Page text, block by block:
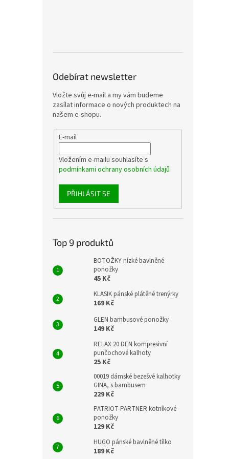
Odebírat newsletter
Vložte svůj e-mail a my vám budeme
zasílat informace o nových produktech na
našem e-shopu.
E-mail
Vložením e-mailu souhlasíte s
podmínkami ochrany osobních údajů
PŘIHLÁSIT SE
Top 9 produktů
BOTOŽKY nízké bavlněné
ponožky
45 Kč
KLASIK pánské plátěné trenýrky
169 Kč
GLEN bambusové ponožky
149 Kč
RELAX 20 DEN kompresivní
punčochové kalhoty
25 Kč
00019 dámské bezešvé kalhotky
GINA, s bambusem
229 Kč
PATRIOT-PARTNER kotníkové
ponožky
129 Kč
HUGO pánské bavlněné tílko
189 Kč